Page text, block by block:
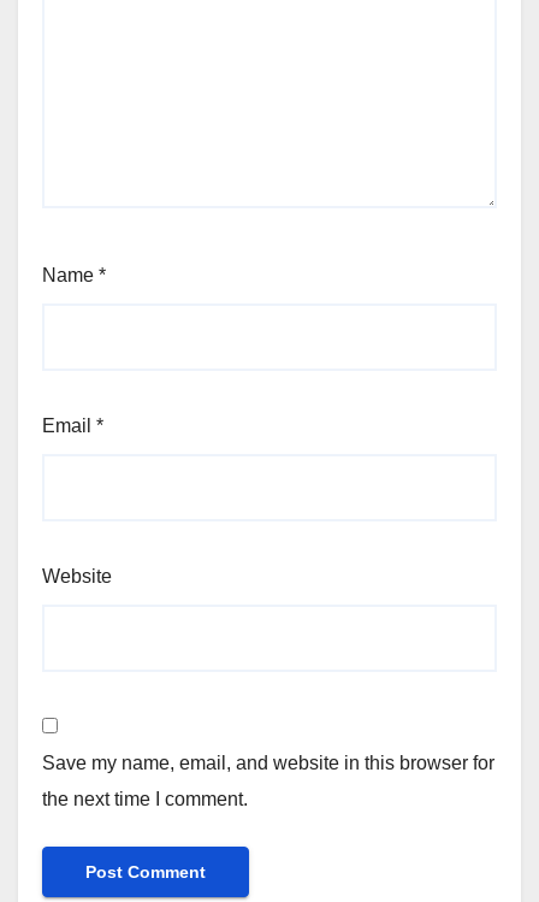
Name *
Email *
Website
Save my name, email, and website in this browser for
the next time I comment.